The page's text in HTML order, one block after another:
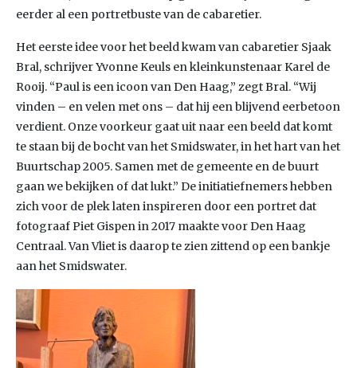
eerder al een portretbuste van de cabaretier.
Het eerste idee voor het beeld kwam van cabaretier Sjaak
Bral, schrijver Yvonne Keuls en kleinkunstenaar Karel de
Rooij. “Paul is een icoon van Den Haag,” zegt Bral. “Wij
vinden – en velen met ons – dat hij een blijvend eerbetoon
verdient. Onze voorkeur gaat uit naar een beeld dat komt
te staan bij de bocht van het Smidswater, in het hart van het
Buurtschap 2005. Samen met de gemeente en de buurt
gaan we bekijken of dat lukt.” De initiatiefnemers hebben
zich voor de plek laten inspireren door een portret dat
fotograaf Piet Gispen in 2017 maakte voor Den Haag
Centraal. Van Vliet is daarop te zien zittend op een bankje
aan het Smidswater.